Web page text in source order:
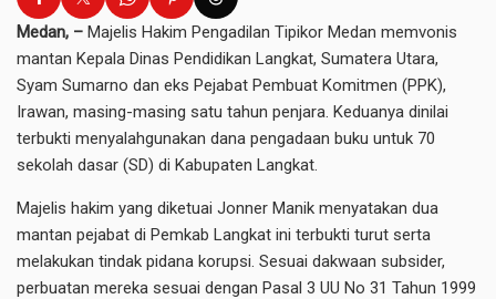
Medan, – Majelis Hakim Pengadilan Tipikor Medan memvonis
mantan Kepala Dinas Pendidikan Langkat, Sumatera Utara,
Syam Sumarno dan eks Pejabat Pembuat Komitmen (PPK),
Irawan, masing-masing satu tahun penjara. Keduanya dinilai
terbukti menyalahgunakan dana pengadaan buku untuk 70
sekolah dasar (SD) di Kabupaten Langkat.
Majelis hakim yang diketuai Jonner Manik menyatakan dua
mantan pejabat di Pemkab Langkat ini terbukti turut serta
melakukan tindak pidana korupsi. Sesuai dakwaan subsider,
perbuatan mereka sesuai dengan Pasal 3 UU No 31 Tahun 1999